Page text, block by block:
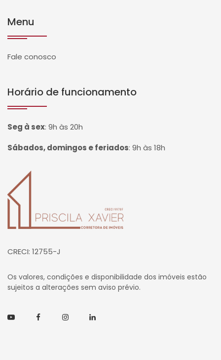
Menu
Fale conosco
Horário de funcionamento
Seg à sex: 9h às 20h
Sábados, domingos e feriados: 9h às 18h
Página inicial
CRECI: 12755-J
Os valores, condições e disponibilidade dos imóveis estão
sujeitos a alterações sem aviso prévio.
YoutubeFacebookInstagramLinkedin